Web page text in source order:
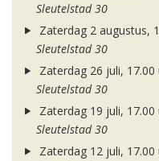
Sleutelstad 30
Zaterdag 2 augustus,
Sleutelstad 30
Zaterdag 26 juli, 17.00
Sleutelstad 30
Zaterdag 19 juli, 17.00
Sleutelstad 30
Zaterdag 12 juli, 17.00